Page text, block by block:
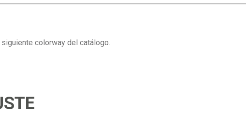
colorway del catálogo.